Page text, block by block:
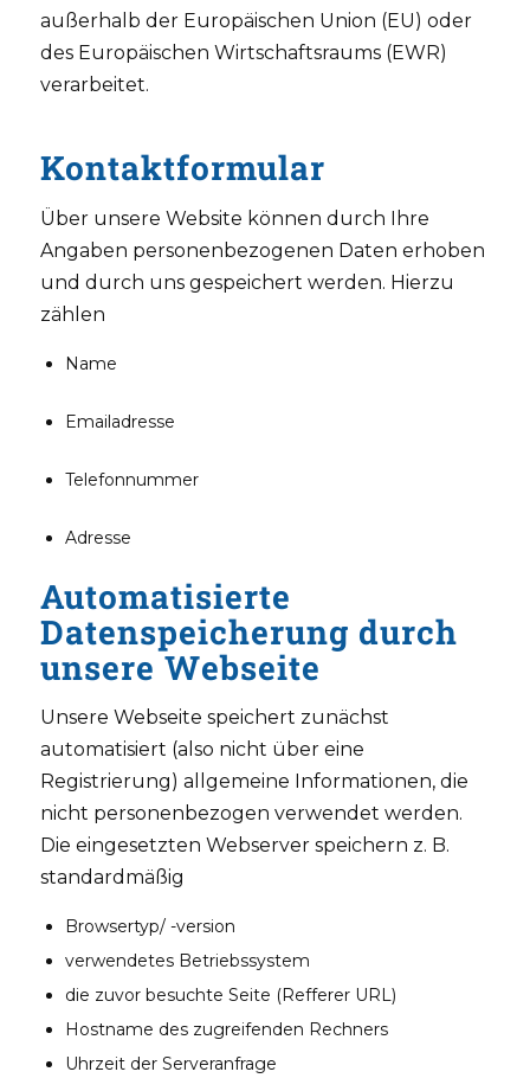
außerhalb der Europäischen Union (EU) oder
des Europäischen Wirtschaftsraums (EWR)
verarbeitet.
Kontaktformular
Über unsere Website können durch Ihre
Angaben personenbezogenen Daten erhoben
und durch uns gespeichert werden. Hierzu
zählen
Name
Emailadresse
Telefonnummer
Adresse
Automatisierte
Datenspeicherung durch
unsere Webseite
Unsere Webseite speichert zunächst
automatisiert (also nicht über eine
Registrierung) allgemeine Informationen, die
nicht personenbezogen verwendet werden.
Die eingesetzten Webserver speichern z. B.
standardmäßig
Browsertyp/ -version
verwendetes Betriebssystem
die zuvor besuchte Seite (Refferer URL)
Hostname des zugreifenden Rechners
Uhrzeit der Serveranfrage